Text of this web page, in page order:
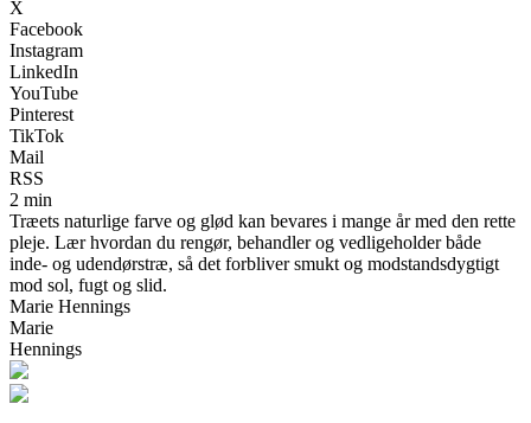
X
Facebook
Instagram
LinkedIn
YouTube
Pinterest
TikTok
Mail
RSS
2 min
Træets naturlige farve og glød kan bevares i mange år med den rette
pleje. Lær hvordan du rengør, behandler og vedligeholder både
inde- og udendørstræ, så det forbliver smukt og modstandsdygtigt
mod sol, fugt og slid.
Marie Hennings
Marie
Hennings